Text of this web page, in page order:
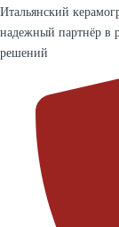
Итальянский
надежный партнёр в
решений